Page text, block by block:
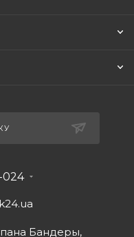
024
Бандеры,